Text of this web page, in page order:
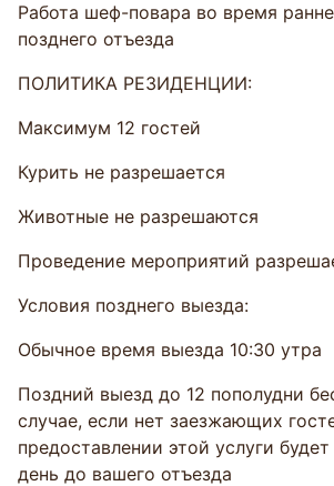
Работа шеф-повара во время
позднего отъезда
ПОЛИТИКА РЕЗИДЕНЦИИ:
Mаксимум 12 гостей
Курить не разрешается
Животные не разрешаются
Проведение мероприятий
Условия позднего выезда:
Обычное время выезда 10:30 утра
Поздний выезд до 12 пополудни
случае, если нет заезжающих
предоставлении этой услуги
день до вашего отъезда